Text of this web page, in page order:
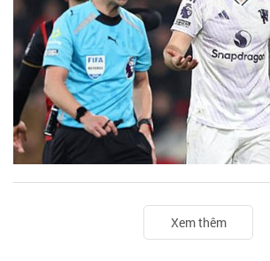
Xem thêm